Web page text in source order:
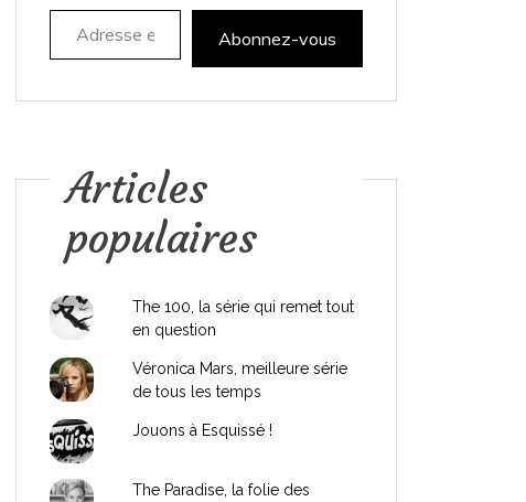
Adresse e-mail
Abonnez-vous
Articles
populaires
The 100, la série qui remet tout
en question
Véronica Mars, meilleure série
de tous les temps
Jouons à Esquissé !
The Paradise, la folie des